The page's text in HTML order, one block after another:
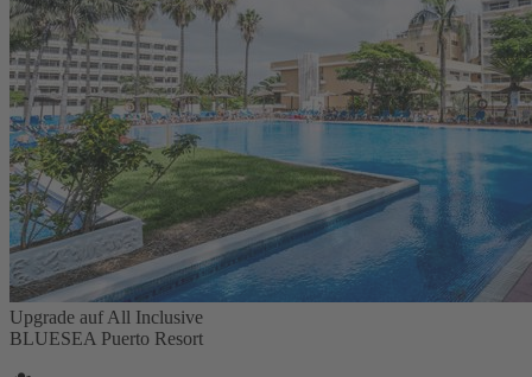
Upgrade auf All Inclusive
BLUESEA Puerto Resort